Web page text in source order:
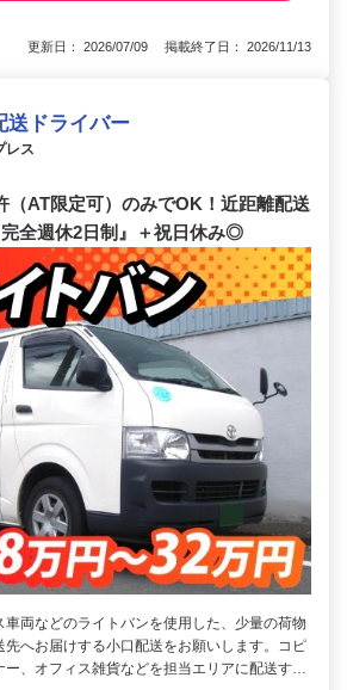
更新日： 2026/07/09 掲載終了日： 2026/11/13
送ドライバー
レス
（AT限定可）のみでOK！近距離配送
全週休2日制』＋祝日休み◎
車両などのライトバンを使用した、少量の荷物
先へお届けする小口配送をお願いします。コピ
ー、オフィス雑貨などを担当エリアに配送す…